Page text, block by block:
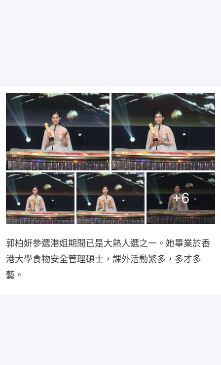
+6
郭柏妍參選港姐期間已是大熱人選之一。她畢業於香
港大學食物安全管理碩士，課外活動繁多，多才多
藝。